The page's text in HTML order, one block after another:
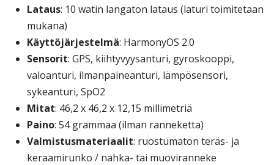
Lataus: 10 watin langaton lataus (laturi toimitetaan
mukana)
Käyttöjärjestelmä: HarmonyOS 2.0
Sensorit: GPS, kiihtyvyysanturi, gyroskooppi,
valoanturi, ilmanpaineanturi, lämpösensori,
sykeanturi, SpO2
Mitat: 46,2 x 46,2 x 12,15 millimetriä
Paino: 54 grammaa (ilman ranneketta)
Valmistusmateriaalit: ruostumaton teräs- ja
keraamirunko / nahka- tai muoviranneke